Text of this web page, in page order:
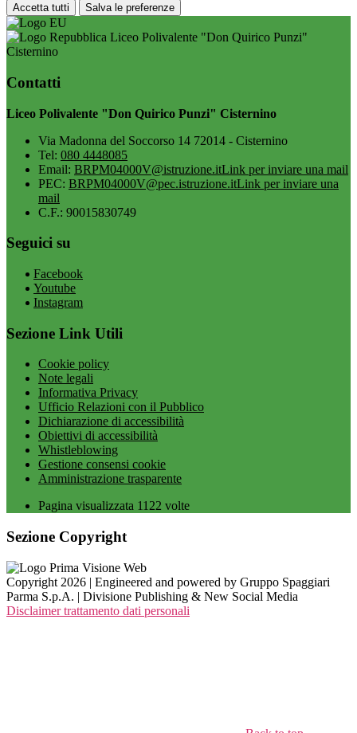
Accetta tutti Salva le preferenze
Liceo Polivalente "Don Quirico Punzi"
Cisternino
Contatti
Liceo Polivalente "Don Quirico Punzi" Cisternino
Via Madonna del Soccorso 14 72014 - Cisternino
Tel: 080 4448085
Email: BRPM04000V@istruzione.itLink per inviare una mail
PEC: BRPM04000V@pec.istruzione.itLink per inviare una
mail
C.F.: 90015830749
Seguici su
Facebook
Youtube
Instagram
Sezione Link Utili
Cookie policy
Note legali
Informativa Privacy
Ufficio Relazioni con il Pubblico
Dichiarazione di accessibilità
Obiettivi di accessibilità
Whistleblowing
Gestione consensi cookie
Amministrazione trasparente
Pagina visualizzata 1122 volte
Sezione Copyright
Copyright 2026 | Engineered and powered by Gruppo Spaggiari
Parma S.p.A. | Divisione Publishing & New Social Media
Disclaimer trattamento dati personali